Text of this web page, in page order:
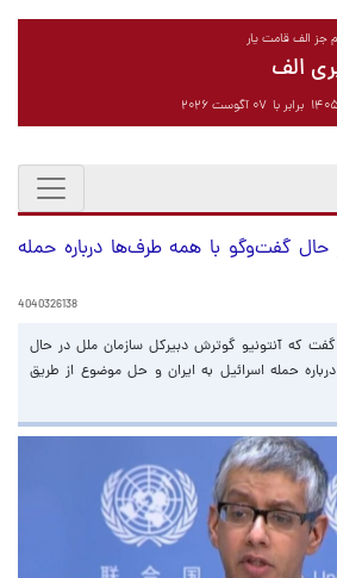
جز الف قامت یار
الف
گفت‌وگو با همه طرف‌ها درباره حمله
4040326138
که آنتونیو گوترش دبیرکل سازمان ملل در حال
حمله اسرائیل به ایران و حل موضوع از طریق